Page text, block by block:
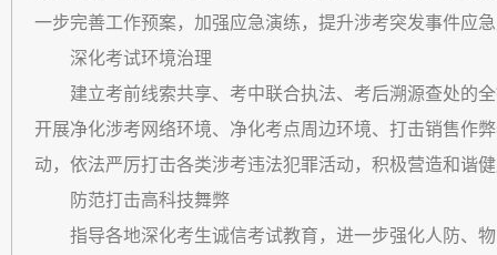
一步完善工作预案，加强应急演练，提升涉考突发事件应
深化考试环境治理
建立考前线索共享、考中联合执法、考后溯源查处的
开展净化涉考网络环境、净化考点周边环境、打击销售作
动，依法严厉打击各类涉考违法犯罪活动，积极营造和谐
防范打击高科技舞弊
指导各地深化考生诚信考试教育，进一步强化人防、